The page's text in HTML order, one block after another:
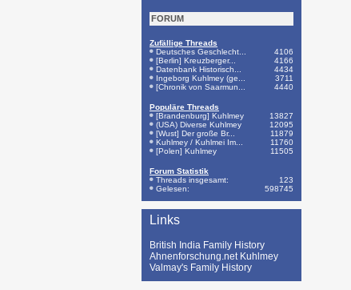
FORUM
Zufällige Threads
Deutsches Geschlecht...
4106
[Berlin] Kreuzberger...
4166
Datenbank Historisch...
4434
Ingeborg Kuhlmey (ge...
3711
[Chronik von Saarmun...
4440
Populäre Threads
[Brandenburg] Kuhlmey
13827
(USA) Diverse Kuhlmey
12095
[Wust] Der große Br...
11879
Kuhlmey / Kuhlmei Im...
11760
[Polen] Kuhlmey
11505
Forum Statistik
Threads insgesamt:
123
Gelesen:
598745
Links
British India Family History
Ahnenforschung.net Kuhlmey
Valmay's Family History